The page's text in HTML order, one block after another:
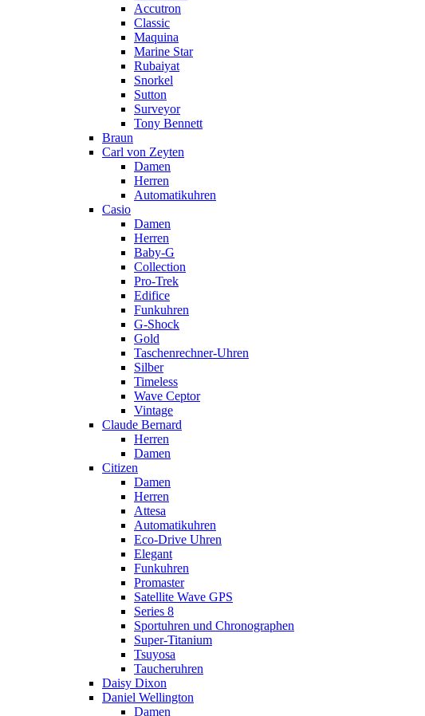
Accutron
Classic
Maquina
Marine Star
Rubaiyat
Snorkel
Sutton
Surveyor
Tony Bennett
Braun
Carl von Zeyten
Damen
Herren
Automatikuhren
Casio
Damen
Herren
Baby-G
Collection
Pro-Trek
Edifice
Funkuhren
G-Shock
Gold
Taschenrechner-Uhren
Silber
Timeless
Wave Ceptor
Vintage
Claude Bernard
Herren
Damen
Citizen
Damen
Herren
Attesa
Automatikuhren
Eco-Drive Uhren
Elegant
Funkuhren
Promaster
Satellite Wave GPS
Series 8
Sportuhren und Chronographen
Super-Titanium
Tsuyosa
Taucheruhren
Daisy Dixon
Daniel Wellington
Damen